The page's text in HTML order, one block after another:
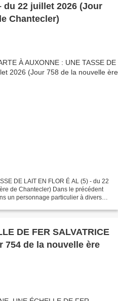
du 22 juillet 2026 (Jour
Chantecler)
DE LAIT EN FLOR É AL (5) - du 22
de Chantecler) Dans le précédent
un personnage particulier à divers
754 de la nouvelle ère